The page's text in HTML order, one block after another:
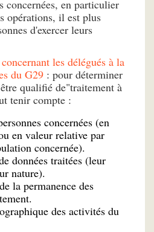
concernées, en particulier
opérations, il est plus
d'exercer leurs
les délégués à la
du G29 : pour déterminer
qualifié de"traitement à
tenir compte :
concernées (en
en valeur relative par
concernée).
données traitées (leur
nature).
la permanence des
des activités du